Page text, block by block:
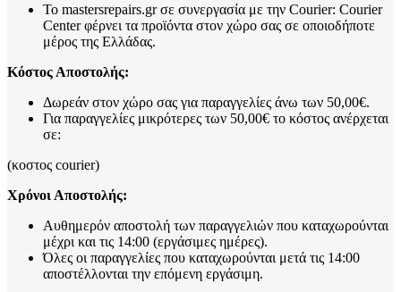
Το mastersrepairs.gr σε συνεργασία με την Courier: Courier
Center φέρνει τα προϊόντα στον χώρο σας σε οποιοδήποτε
μέρος της Ελλάδας.
Κόστος Αποστολής:
Δωρεάν στον χώρο σας για παραγγελίες άνω των 50,00€.
Για παραγγελίες μικρότερες των 50,00€ το κόστος ανέρχεται
σε:
(κοστος courier)
Χρόνοι Αποστολής:
Αυθημερόν αποστολή των παραγγελιών που καταχωρούνται
μέχρι και τις 14:00 (εργάσιμες ημέρες).
Όλες οι παραγγελίες που καταχωρούνται μετά τις 14:00
αποστέλλονται την επόμενη εργάσιμη.